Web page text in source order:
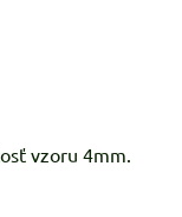
vzoru 4mm.